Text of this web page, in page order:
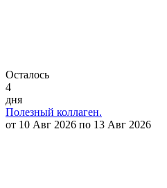
Осталось
4
дня
Полезный коллаген.
от 10 Авг 2026 по 13 Авг 2026